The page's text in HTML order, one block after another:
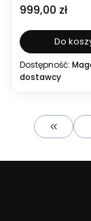
63
Cena
999,00 zł
Do
Dostępność:
dostawcy
Wróć